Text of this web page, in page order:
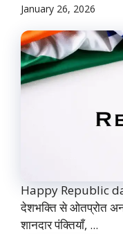
January 26, 2026
Happy Republic
देशभक्ति से ओतप्रोत
शानदार पंक्तियाँ, ...